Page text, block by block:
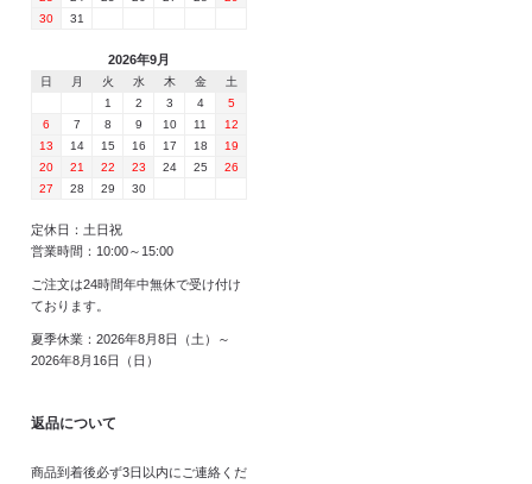
30
31
2026年9月
日 月 火 水 木 金
土
1
2 3 4
5
6
7 8 9 10 11
12
13
14 15 16 17 18
19
20
21 22 23 24 25
26
27
28 29 30
定休日：土日祝
営業時間：10:00～15:00
ご注文は24時間年中無休で受け付け
ております。
夏季休業：2026年8月8日（土）～
2026年8月16日（日）
返品について
商品到着後必ず3日以内にご連絡くだ